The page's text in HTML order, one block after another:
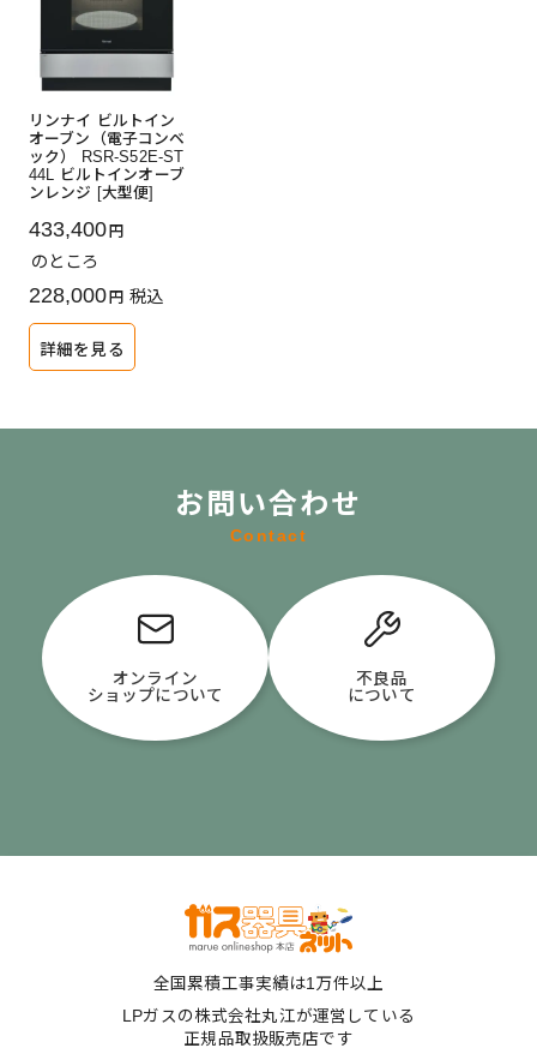
リンナイ ビルトイン
オーブン（電子コンベ
ック） RSR-S52E-ST
44L ビルトインオーブ
ンレンジ [大型便]
433,400
のところ
228,000 税込
詳細を見る
お問い合わせ
Contact
オンライン
ショップについて
不良品
について
全国累積工事実績は1万件以上
LPガスの株式会社丸江が運営している
正規品取扱販売店です